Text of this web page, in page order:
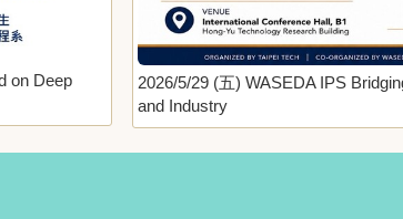
on Deep
2026/5/29 (五) WASEDA IPS
and Industry